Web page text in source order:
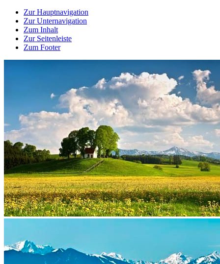
Zur Hauptnavigation
Zur Unternavigation
Zum Inhalt
Zur Seitenleiste
Zum Footer